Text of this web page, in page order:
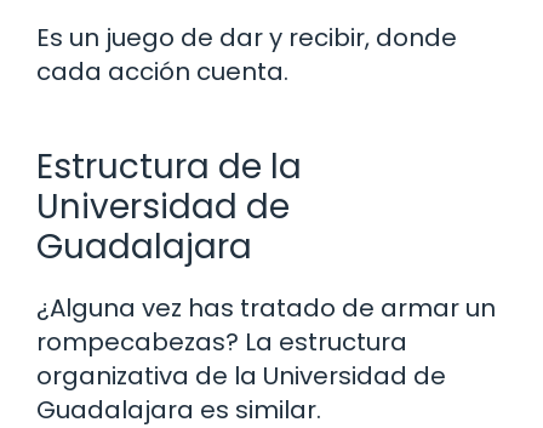
Es un juego de dar y recibir, donde
cada acción cuenta.
Estructura de la
Universidad de
Guadalajara
¿Alguna vez has tratado de armar un
rompecabezas? La estructura
organizativa de la Universidad de
Guadalajara es similar.